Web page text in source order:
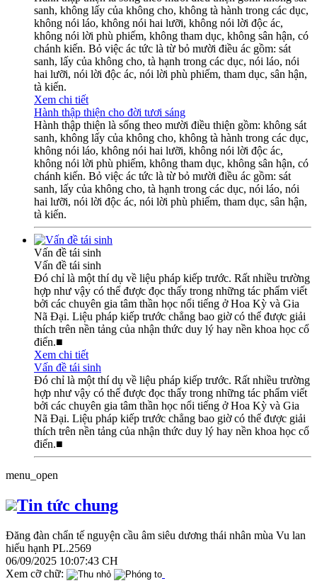
sanh, không lấy của không cho, không tà hành trong các dục,
không nói láo, không nói hai lưỡi, không nói lời độc ác,
không nói lời phù phiếm, không tham dục, không sân hận, có
chánh kiến. Bỏ việc ác tức là từ bỏ mười điều ác gồm: sát
sanh, lấy của không cho, tà hạnh trong các dục, nói láo, nói
hai lưỡi, nói lời độc ác, nói lời phù phiếm, tham dục, sân hận,
tà kiến.
Xem chi tiết
Hành thập thiện cho đời tươi sáng
Hành thập thiện là sống theo mười điều thiện gồm: không sát
sanh, không lấy của không cho, không tà hành trong các dục,
không nói láo, không nói hai lưỡi, không nói lời độc ác,
không nói lời phù phiếm, không tham dục, không sân hận, có
chánh kiến. Bỏ việc ác tức là từ bỏ mười điều ác gồm: sát
sanh, lấy của không cho, tà hạnh trong các dục, nói láo, nói
hai lưỡi, nói lời độc ác, nói lời phù phiếm, tham dục, sân hận,
tà kiến.
Vấn đề tái sinh
Vấn đề tái sinh
Đó chỉ là một thí dụ về liệu pháp kiếp trước. Rất nhiều trường
hợp như vậy có thể được đọc thấy trong những tác phẩm viết
bởi các chuyên gia tâm thần học nổi tiếng ở Hoa Kỳ và Gia
Nã Đại. Liệu pháp kiếp trước chẳng bao giờ có thể được giải
thích trên nền tảng của nhận thức duy lý hay nền khoa học cổ
điển.■
Xem chi tiết
Vấn đề tái sinh
Đó chỉ là một thí dụ về liệu pháp kiếp trước. Rất nhiều trường
hợp như vậy có thể được đọc thấy trong những tác phẩm viết
bởi các chuyên gia tâm thần học nổi tiếng ở Hoa Kỳ và Gia
Nã Đại. Liệu pháp kiếp trước chẳng bao giờ có thể được giải
thích trên nền tảng của nhận thức duy lý hay nền khoa học cổ
điển.■
menu_open
Tin tức chung
Đăng đàn chẩn tế nguyện cầu âm siêu dương thái nhân mùa Vu lan
hiếu hạnh PL.2569
06/09/2025 10:07:43 CH
Xem cỡ chữ: